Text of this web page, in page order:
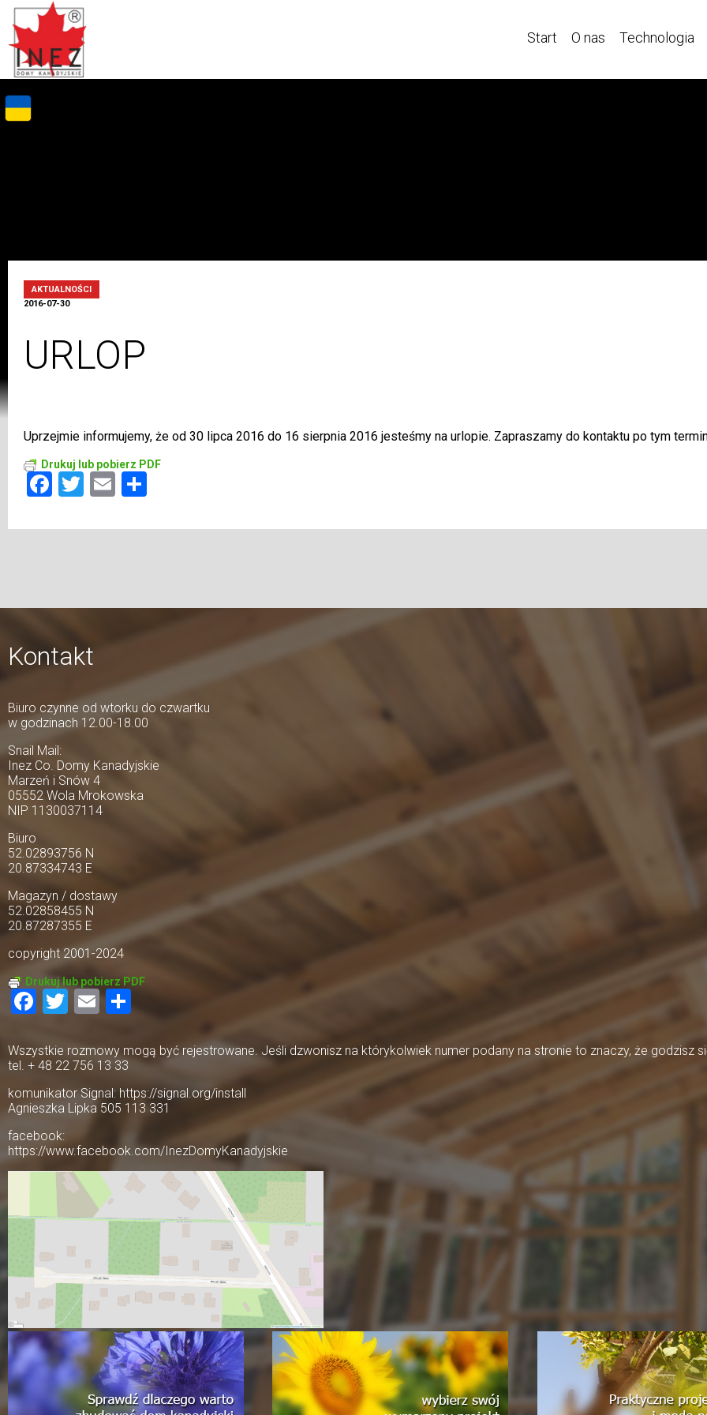
Start O nas Technologia
AKTUALNOŚCI
2016-07-30
URLOP
Uprzejmie informujemy, że od 30 lipca 2016 do 16 sierpnia 2016 jesteśmy na urlopie. Zapraszamy do kontaktu po tym
Drukuj lub pobierz PDF
Facebook
Twitter
Email
Kontakt
Biuro czynne od wtorku do czwartku
w godzinach 12.00-18.00
Snail Mail:
Inez Co. Domy Kanadyjskie
Marzeń i Snów 4
05552 Wola Mrokowska
NIP 1130037114
Biuro
52.02893756 N
20.87334743 E
Magazyn / dostawy
52.02858455 N
20.87287355 E
copyright 2001-2024
Drukuj lub pobierz PDF
Facebook
Twitter
EmailShare
Wszystkie rozmowy mogą być rejestrowane. Jeśli dzwonisz na którykolwiek numer podany na stronie to znaczy, że godzisz
tel. + 48 22 756 13 33
komunikator Signal: https://signal.org/install
Agnieszka Lipka 505 113 331
facebook:
https://www.facebook.com/InezDomyKanadyjskie